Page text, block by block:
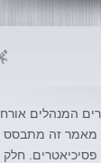
המנהלים אורח
מאמר זה מתבסס
חלק